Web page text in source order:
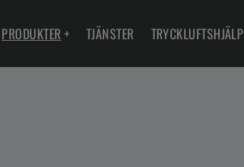
PRODUKTER+ TJÄNSTER TRYCKLUFTSHJÄLP